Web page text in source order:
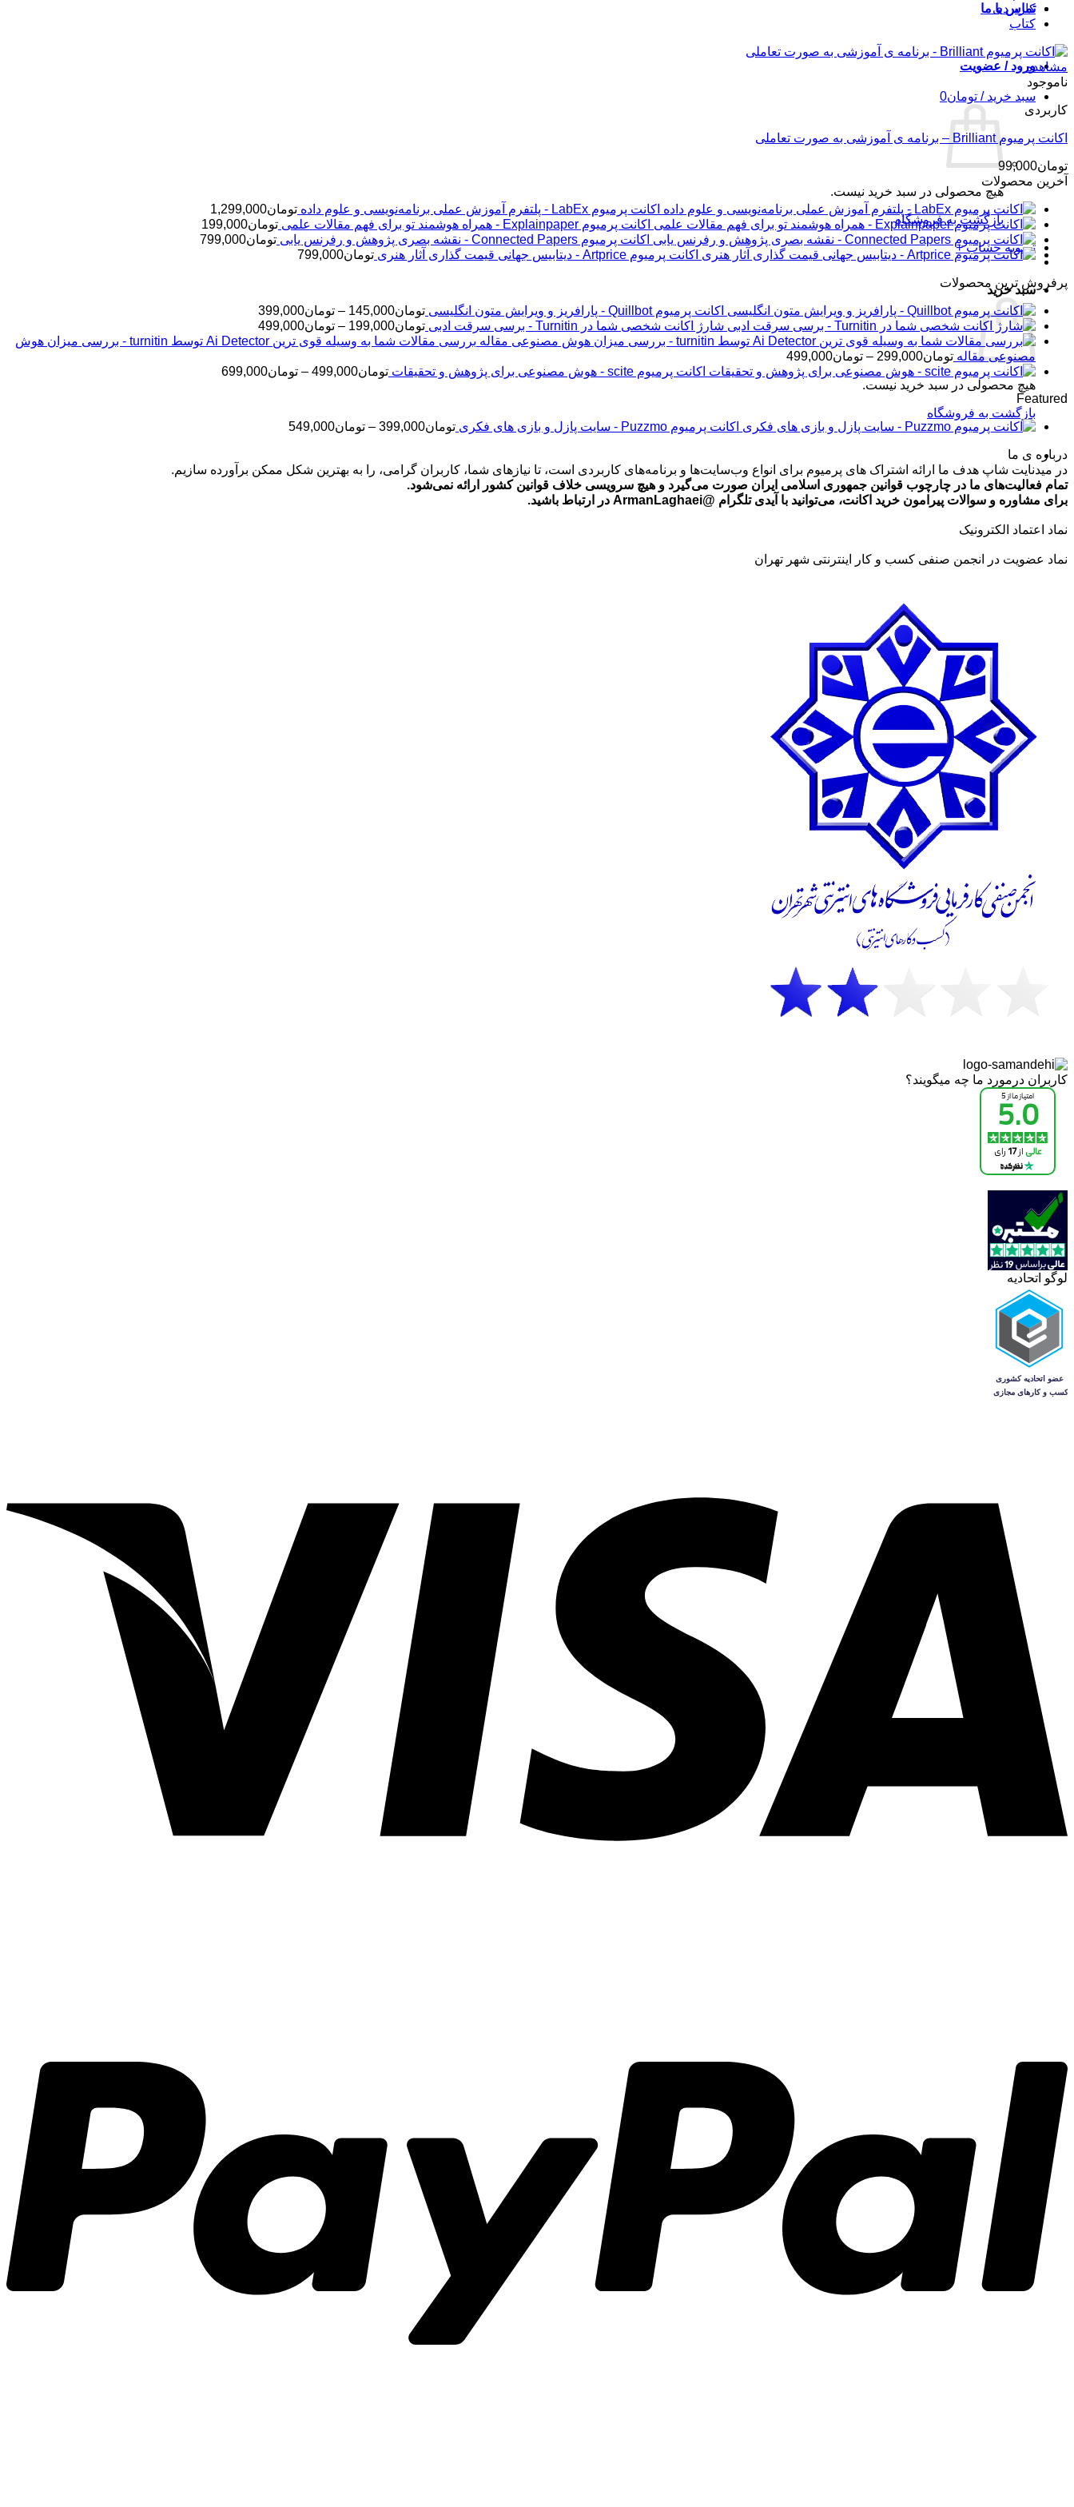
تماس با ما
ورود / عضویت
سبد خرید / تومان0
هیچ محصولی در سبد خرید نیست.
بازگشت به فروشگاه
تسویه حساب +
سبد خرید
هیچ محصولی در سبد خرید نیست.
بازگشت به فروشگاه
کاربردی
کتاب
مشاهده
ناموجود
کاربردی
اکانت پرمیوم Brilliant – برنامه ی آموزشی به صورت تعاملی
تومان99,000
آخرین محصولات
اکانت پرمیوم LabEx - پلتفرم آموزش عملی برنامه‌نویسی و علوم داده تومان1,299,000
اکانت پرمیوم Explainpaper - همراه هوشمند تو برای فهم مقالات علمی
تومان199,000
اکانت پرمیوم Connected Papers - نقشه بصری پژوهش و رفرنس یابی
تومان799,000
اکانت پرمیوم Artprice - دیتابیس جهانی قیمت ‌گذاری آثار هنری
تومان799,000
پرفروش ترین محصولات
اکانت پرمیوم Quillbot - پارافریز و ویرایش متون انگلیسی تومان145,000
– تومان399,000محدوده
قیمت:
تومان145,000
تومان399,000
شارژ اکانت شخصی شما در Turnitin - برسی سرقت ادبی تومان199,000
– تومان499,000محدوده
قیمت:
تا
بررسی مقالات شما به وسیله قوی ترین Ai Detector توسط turnitin - بررسی میزان هوش
مصنوعی مقاله تومان299,000
– تومان499,000محدوده
قیمت:
اکانت پرمیوم scite - هوش مصنوعی برای پژوهش و تحقیقات تومان499,000
– تومان699,000محدوده
Featured
اکانت پرمیوم Puzzmo - سایت پازل و بازی های فکری تومان399,000
– تومان549,000
تا
درباره ی ما
در میدنایت شاپ هدف ما ارائه اشتراک های پرمیوم برای انواع وب‌سایت‌ها و برنامه‌های کاربردی است، تا نیازهای شما، کاربران گرامی، را به بهترین شکل ممکن برآورده سازیم.
تمام فعالیت‌های ما در چارچوب قوانین جمهوری اسلامی ایران صورت می‌گیرد و هیچ سرویسی خلاف قوانین کشور ارائه نمی‌شود.
برای مشاوره و سوالات پیرامون خرید اکانت، می‌توانید با آیدی تلگرام @ArmanLaghaei در ارتباط باشید.
نماد اعتماد الکترونیک
نماد عضویت در انجمن صنفی کسب و کار اینترنتی شهر تهران
کاربران درمورد ما چه میگویند؟
لوگو اتحادیه